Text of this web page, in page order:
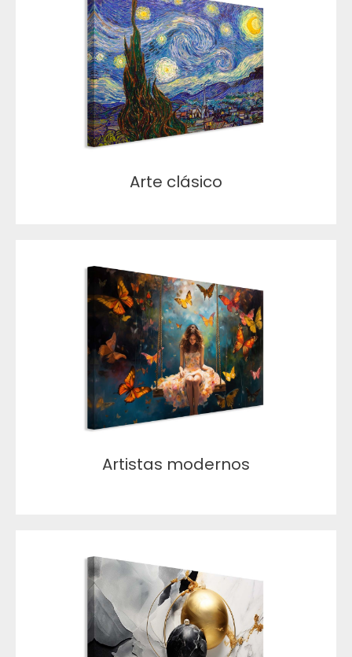
Arte clásico
Artistas modernos